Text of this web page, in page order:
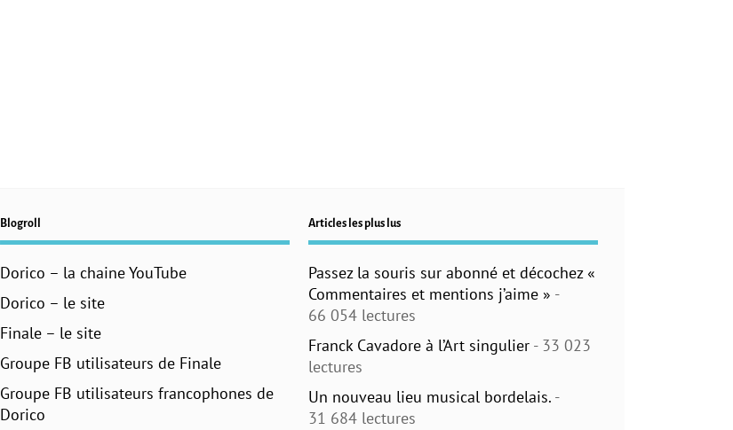
Blogroll
Dorico – la chaine YouTube
Dorico – le site
Finale – le site
Groupe FB utilisateurs de Finale
Groupe FB utilisateurs francophones de
Dorico
Articles les plus lus
Passez la souris sur abonné et décochez «
Commentaires et mentions j’aime » -
66 054 lectures
Franck Cavadore à l’Art singulier - 33 023
lectures
Un nouveau lieu musical bordelais. -
31 684 lectures